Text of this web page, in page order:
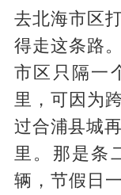
去北海市区
得走这条路
市区只隔一
里，可因为
过合浦县城
里。那是条
辆，节假日